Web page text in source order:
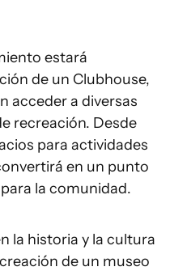
estará
de un Clubhouse,
acceder a diversas
recreación. Desde
para actividades
en un punto
la comunidad.
la historia y la cultura
de un museo